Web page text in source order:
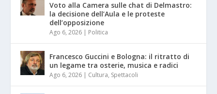
Voto alla Camera sulle chat di Delmastro:
la decisione dell’Aula e le proteste
dell’opposizione
Ago 6, 2026 | Politica
Francesco Guccini e Bologna: il ritratto di
un legame tra osterie, musica e radici
Ago 6, 2026 | Cultura, Spettacoli